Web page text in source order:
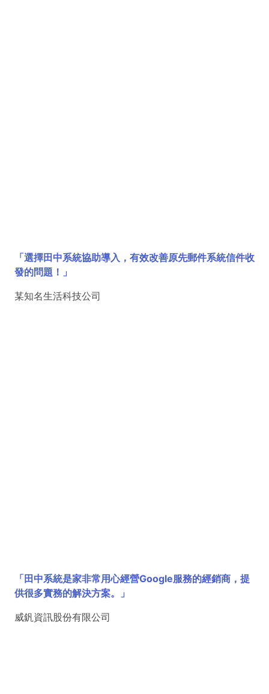
「選擇田中系統協助導入，有效改善原先郵件系統信件收
發的問題！」
某知名生活科技公司
「田中系統是家非常用心經營Google服務的經銷商，提
供很多實務的解決方案。」
威釩資訊股份有限公司